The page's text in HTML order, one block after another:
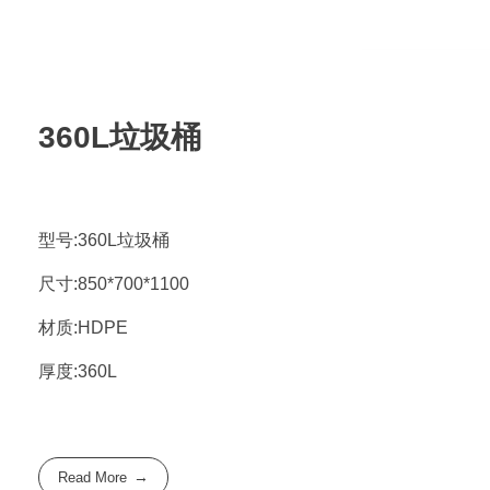
360L垃圾桶
型号:360L垃圾桶
尺寸:850*700*1100
材质:HDPE
厚度:360L
Read More